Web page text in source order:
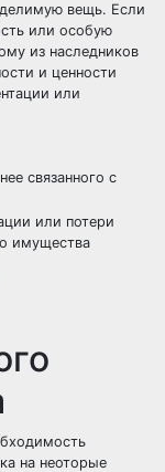
вещь. Если
или особую
из наследников
и ценности
или
связанного с
или потери
имущества
на неоторые